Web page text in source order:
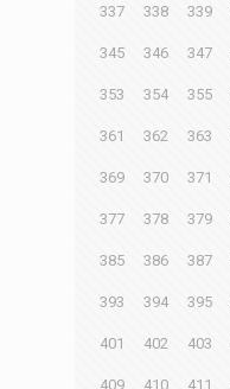
337 338 339
345 346 347
353 354 355
361 362 363
369 370 371
377 378 379
385 386 387
393 394 395
401 402 403
409 410 411